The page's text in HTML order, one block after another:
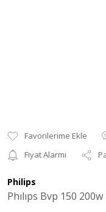
Fiyat Alarmı
Philips
Phılıps Bvp 150